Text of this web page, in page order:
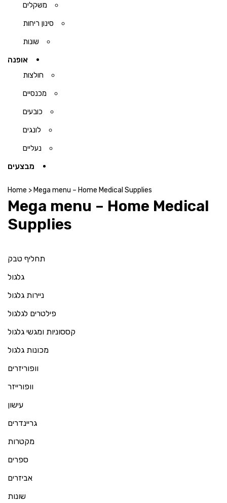
משקלים
סינון ריחות
שונות
אופנה
חולצות
מכנסיים
כובעים
לונגים
נעליים
מבצעים
Home > Mega menu – Home Medical Supplies
Mega menu – Home Medical
Supplies
תחליף טבק
גלגול
ניירות גלגול
פילטרים לגלגול
קססוניות ומגשי גלגול
מכונות גלגול
וופוריזרים
וופורייזר
עישון
גריינדרים
מקטרות
ספרים
אביזרים
שונות